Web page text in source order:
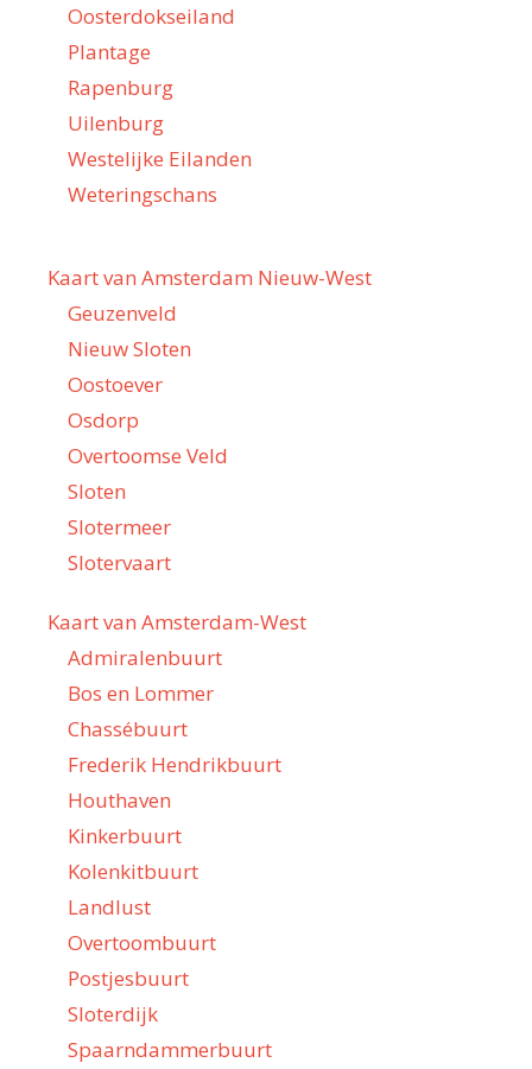
Oosterdokseiland
Plantage
Rapenburg
Uilenburg
Westelijke Eilanden
Weteringschans
Kaart van Amsterdam Nieuw-West
Geuzenveld
Nieuw Sloten
Oostoever
Osdorp
Overtoomse Veld
Sloten
Slotermeer
Slotervaart
Kaart van Amsterdam-West
Admiralenbuurt
Bos en Lommer
Chassébuurt
Frederik Hendrikbuurt
Houthaven
Kinkerbuurt
Kolenkitbuurt
Landlust
Overtoombuurt
Postjesbuurt
Sloterdijk
Spaarndammerbuurt